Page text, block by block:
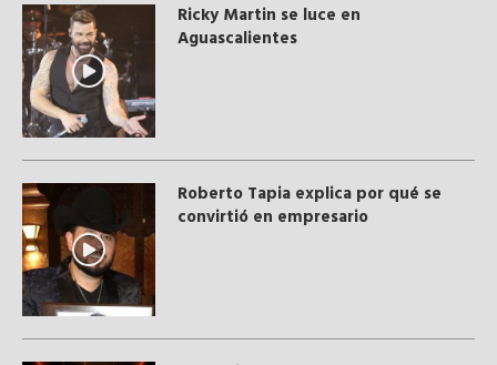
Ricky Martin se luce en
Aguascalientes
Roberto Tapia explica por qué se
convirtió en empresario